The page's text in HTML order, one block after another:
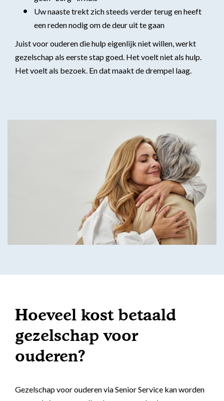
Uw naaste trekt zich steeds verder terug en heeft
een reden nodig om de deur uit te gaan
Juist voor ouderen die hulp eigenlijk niet willen, werkt
gezelschap als eerste stap goed. Het voelt niet als hulp.
Het voelt als bezoek. En dat maakt de drempel laag.
Hoeveel kost betaald
gezelschap voor
ouderen?
Gezelschap voor ouderen via Senior Service kan worden